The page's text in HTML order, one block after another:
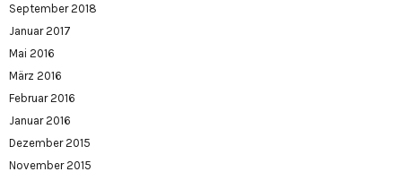
September 2018
Januar 2017
Mai 2016
März 2016
Februar 2016
Januar 2016
Dezember 2015
November 2015